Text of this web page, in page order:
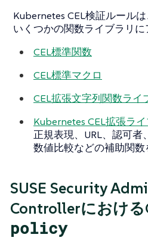
Kubernetes CEL検証ルールは
いくつかの関数ライブラリに
CEL標準関数
CEL標準マクロ
CEL拡張文字列関数ライ
Kubernetes CEL拡張ライ
正規表現、URL、認可者
数値比較などの補助関数
SUSE Security
Controllerにおける
policy